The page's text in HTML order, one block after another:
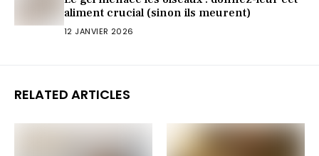
aliment crucial (sinon ils meurent)
12 JANVIER 2026
RELATED ARTICLES